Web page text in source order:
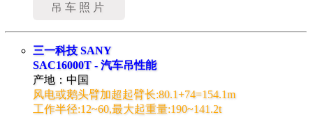
吊车照片
三一科技 SANY
SAC16000T - 汽车吊性能
产地：中国
风电或鹅头臂加超起臂长:80.1+74=154.1m
工作半径:12~60,最大起重量:190~141.2t